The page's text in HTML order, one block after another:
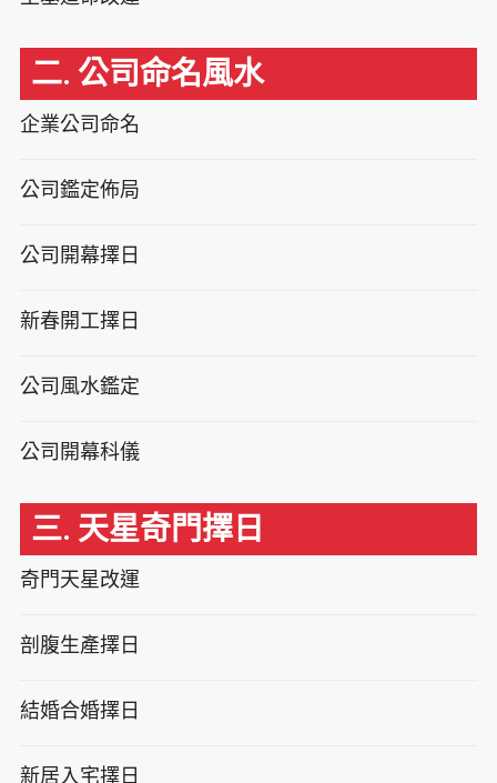
二. 公司命名風水
企業公司命名
公司鑑定佈局
公司開幕擇日
新春開工擇日
公司風水鑑定
公司開幕科儀
三. 天星奇門擇日
奇門天星改運
剖腹生產擇日
結婚合婚擇日
新居入宅擇日